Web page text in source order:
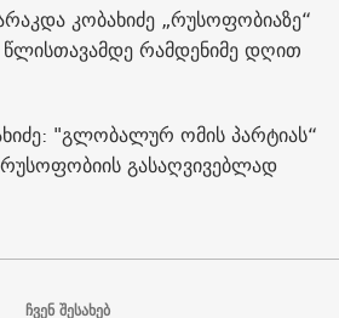
კობახიძე „რუსოფობიაზე“
წლისთავამდე რამდენიმე დღით
"გლობალურ ომის პარტიას“
გასაღვივებლად
ჩვენ შესახებ